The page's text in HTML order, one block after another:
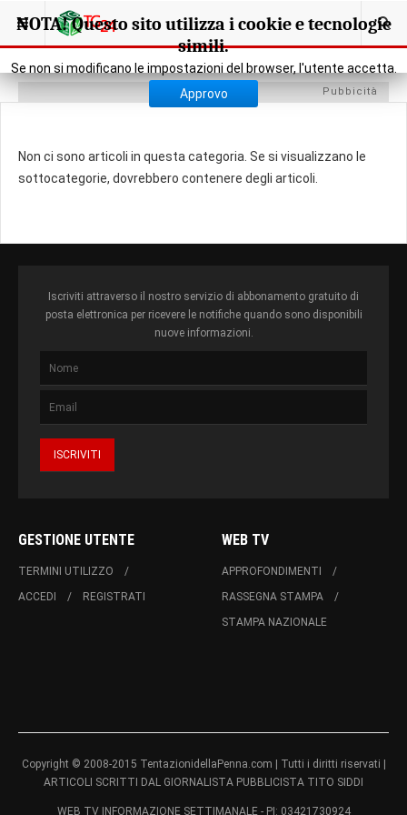
NOTA! Questo sito utilizza i cookie e tecnologie
simili.
Se non si modificano le impostazioni del browser, l'utente accetta.
Approvo
SEI QUI: POLIS - VERSO LE ELEZIONI
Pubbicità
Non ci sono articoli in questa categoria. Se si visualizzano le
sottocategorie, dovrebbero contenere degli articoli.
Iscriviti attraverso il nostro servizio di abbonamento gratuito di
posta elettronica per ricevere le notifiche quando sono disponibili
nuove informazioni.
GESTIONE UTENTE
TERMINI UTILIZZO
ACCEDI
REGISTRATI
WEB TV
APPROFONDIMENTI
RASSEGNA STAMPA
STAMPA NAZIONALE
Copyright © 2008-2015 TentazionidellaPenna.com | Tutti i diritti riservati |
ARTICOLI SCRITTI DAL GIORNALISTA PUBBLICISTA TITO SIDDI
WEB TV INFORMAZIONE SETTIMANALE - PI: 03421730924